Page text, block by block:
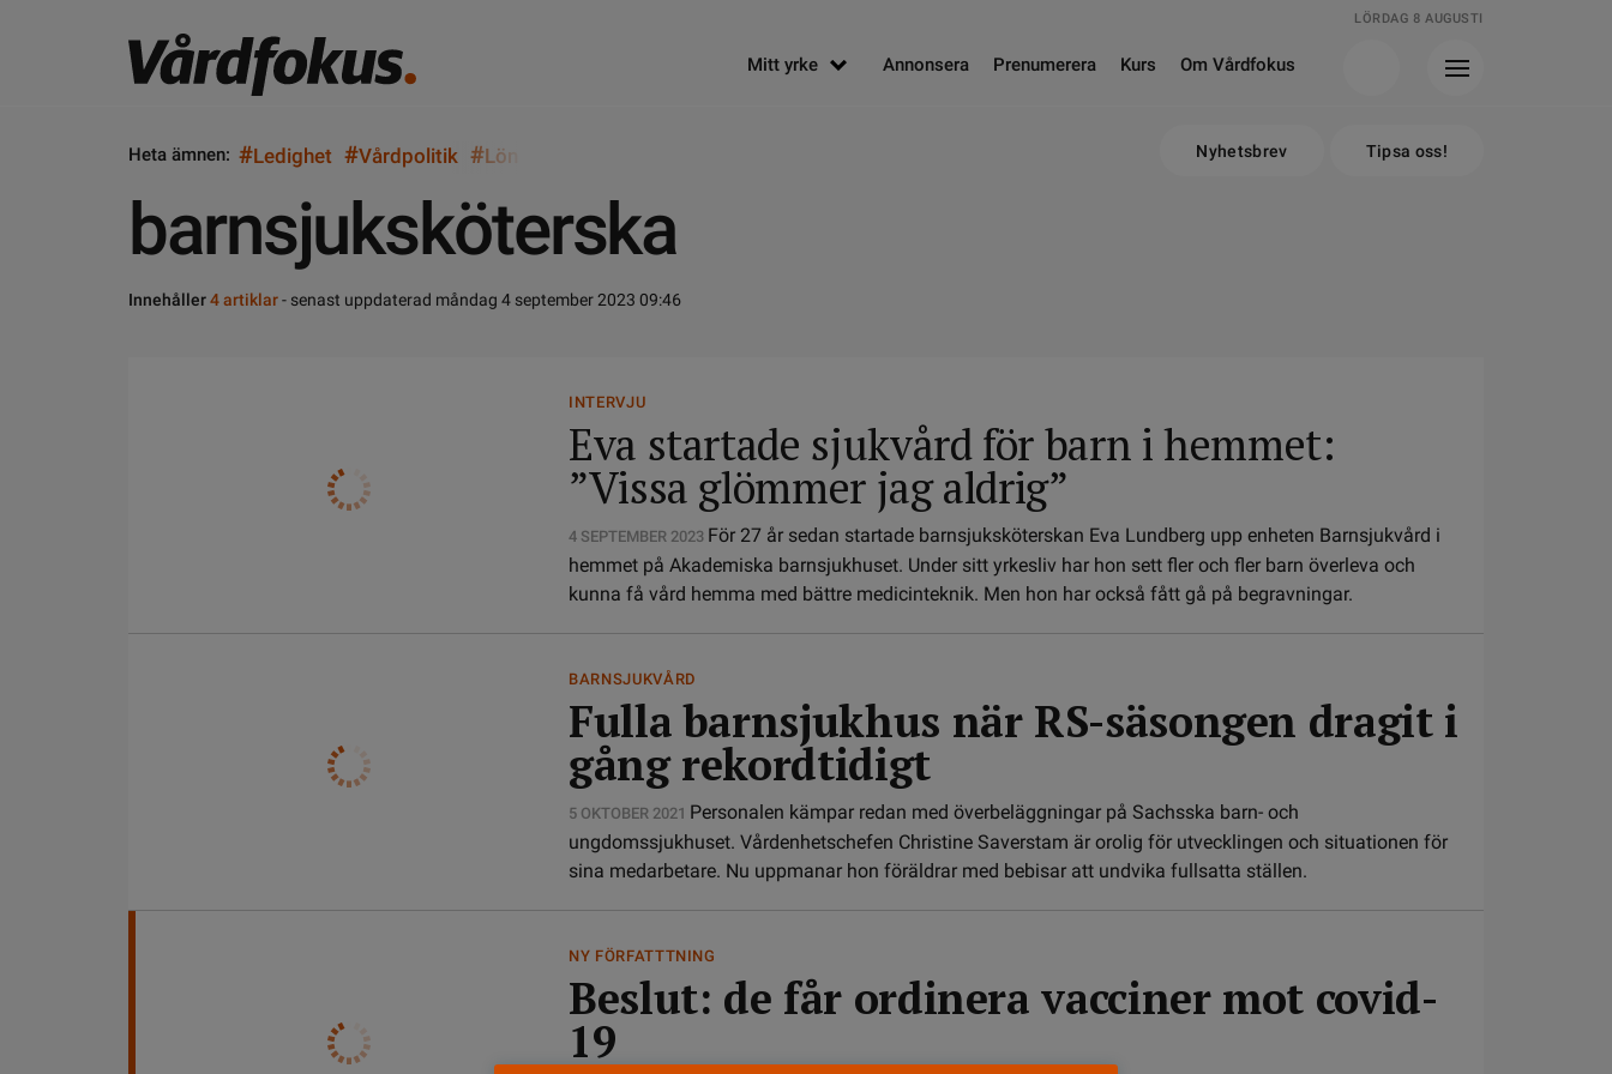
LÖRDAG 8 AUGUSTI
Mitt yrke Annonsera Prenumerera Kurs Om Vårdfokus
Heta ämnen: #Ledighet #Vårdpolitik #Lön Nyhetsbrev Tipsa oss!
barnsjuksköterska
Innehåller4 artiklar- senast uppdaterad måndag 4 september 2023 09:46
INTERVJU
Eva startade sjukvård för barn i hemmet:
”Vissa glömmer jag aldrig”
4 SEPTEMBER 2023 För 27 år sedan startade barnsjuksköterskan Eva Lundberg upp enheten Barnsjukvård i
hemmet på Akademiska barnsjukhuset. Under sitt yrkesliv har hon sett fler och fler barn överleva och
kunna få vård hemma med bättre medicinteknik. Men hon har också fått gå på begravningar.
BARNSJUKVÅRD
Fulla barnsjukhus när RS-säsongen dragit i
gång rekordtidigt
5 OKTOBER 2021 Personalen kämpar redan med överbeläggningar på Sachsska barn- och
ungdomssjukhuset. Vårdenhetschefen Christine Saverstam är orolig för utvecklingen och situationen för
sina medarbetare. Nu uppmanar hon föräldrar med bebisar att undvika fullsatta ställen.
NY FÖRFATTTNING
Beslut: de får ordinera vacciner mot covid-
19